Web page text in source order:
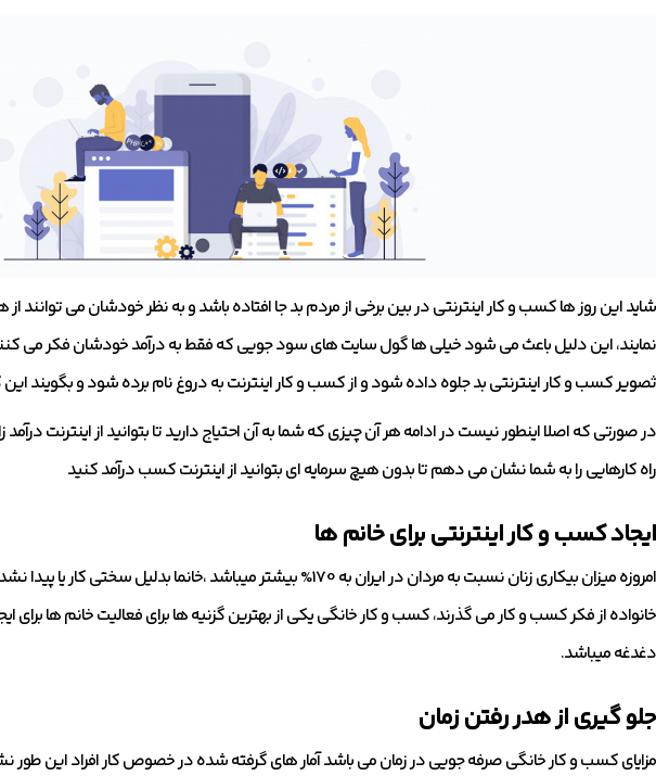
شاید این روز ها کسب و کار اینترنتی در بین برخی از مردم بد جا افتاده باشد و به نظر خودشان می توانند
نمایند، این دلیل باعث می شود خیلی ها گول سایت های سود جویی که فقط به درآمد خودشان فکر می کنند
ثصویر کسب و کار اینترنتی بد جلوه داده شود و از کسب و کار اینترنت به دروغ نام برده شود و بگویند این
در صورتی که اصلا اینطور نیست در ادامه هر آن چیزی که شما به آن احتیاج دارید تا بتوانید از اینترنت
راه کارهایی را به شما نشان می دهم تا بدون هیچ سرمایه ای بتوانید از اینترنت کسب درآمد کنید
ایجاد کسب و کار اینترنتی برای خانم ها
امروزه میزان بیکاری زنان نسبت به مردان در ایران به 170% بیشتر میباشد
خانواده از فکر کسب و کار می گذرند، کسب و کار خانگی یکی از بهترین گزنیه ها برای فعالیت خانم ها
دغدغه میباشد.
جلو گیری از هدر رفتن زمان
مزایای کسب و کار خانگی صرفه جویی در زمان می باشد آمار های گرفته شده در خصوص کار افراد این طور